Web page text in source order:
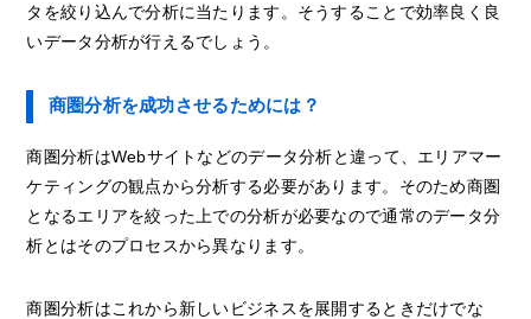
タを絞り込んで分析に当たります。そうすることで効率良く良
いデータ分析が行えるでしょう。
商圏分析を成功させるためには？
商圏分析はWebサイトなどのデータ分析と違って、エリアマー
ケティングの観点から分析する必要があります。そのため商圏
となるエリアを絞った上での分析が必要なので通常のデータ分
析とはそのプロセスから異なります。
商圏分析はこれから新しいビジネスを展開するときだけでな